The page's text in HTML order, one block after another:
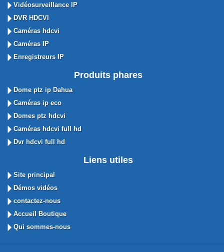
Vidéosurveillance IP
DVR HDCVI
Caméras hdcvi
Caméras IP
Enregistreurs IP
Produits phares
Dome ptz ip Dahua
Caméras ip eco
Domes ptz hdcvi
Caméras hdcvi full hd
Dvr hdcvi full hd
Liens utiles
Site principal
Démos vidéos
contactez-nous
Accueil Boutique
Qui sommes-nous